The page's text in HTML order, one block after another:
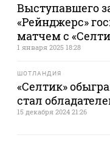
Выступавшего
«Рейнджерс»
матчем с
1 января 2025 18:28
ШОТЛАНДИЯ
«Селтик»
стал
15 декабря 2024 21:26